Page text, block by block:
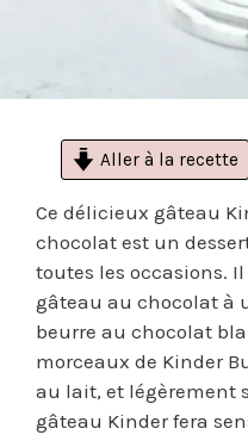
Aller à la recette
Ce délicieux gâteau
chocolat est un
toutes les occasions.
gâteau au chocolat à
beurre au chocolat
morceaux de Kinder
au lait, et légèrement
gâteau Kinder fera